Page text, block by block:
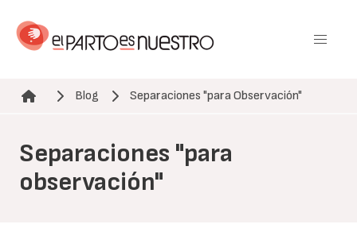
contenido
Ruta de navegación
Blog Separaciones "para Observación"
Separaciones "para
observación"